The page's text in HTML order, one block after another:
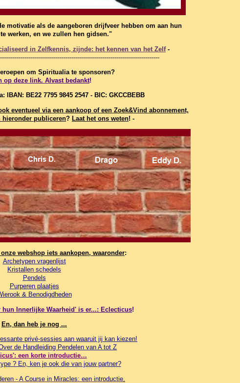
motivatie als de aangeboren drijfveer hebben om aan hun
werken, en we zullen hen gidsen."
in Zelfkennis, zijnde: het kennen van het Zelf-
om Spiritualia te sponsoren?
op deze link. Alvast bedankt!
IBAN: BE22 7795 9845 2547 - BIC: GKCCBEBB
eventueel via een aankoop of een Zoek&Vind abonnement,
hieronder publiceren? Laat het ons weten! -
webshop iets aankopen, waaronder:
Archetypen vragenlijst
Kristallen schedels
Pendels
Purperen plaatjes
& Benodigdheden
hun Innerlijke Waarheid' is er...: Eclecticus!
En, dan heb je nog ...
privé-sessies aan waaruit jij kan kiezen!
de Handleiding Pendelen van A tot Z
een korte introductie…
? En, ken je ook die van jouw partner?
- A Course in Miracles: een introductie